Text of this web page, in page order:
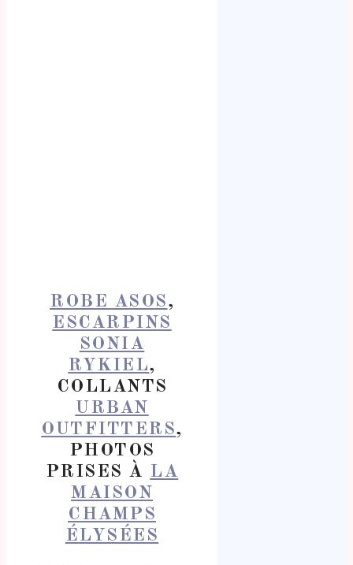
ROBE ASOS,
ESCARPINS
SONIA
RYKIEL,
COLLANTS
URBAN
OUTFITTERS,
PHOTOS
PRISES À LA
MAISON
CHAMPS
ÉLYSÉES